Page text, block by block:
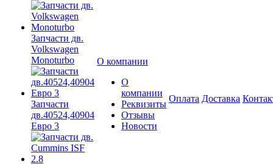
Запчасти дв.
Volkswagen
Monoturbo
Запчасти
дв.40524,40904
Евро 3
О компании
О
компании
Реквизиты
Отзывы
Новости
Оплата Доставка